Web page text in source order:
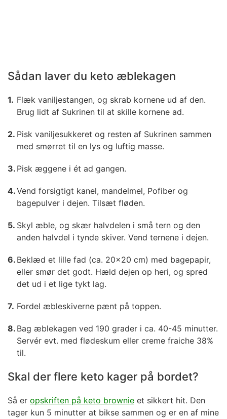
Sådan laver du keto æblekagen
Flæk vaniljestangen, og skrab kornene ud af den.
Brug lidt af Sukrinen til at skille kornene ad.
Pisk vaniljesukkeret og resten af Sukrinen sammen
med smørret til en lys og luftig masse.
Pisk æggene i ét ad gangen.
Vend forsigtigt kanel, mandelmel, Pofiber og
bagepulver i dejen. Tilsæt fløden.
Skyl æble, og skær halvdelen i små tern og den
anden halvdel i tynde skiver. Vend ternene i dejen.
Beklæd et lille fad (ca. 20x20 cm) med bagepapir,
eller smør det godt. Hæld dejen op heri, og spred
det ud i et lige tykt lag.
Fordel æbleskiverne pænt på toppen.
Bag æblekagen ved 190 grader i ca. 40-45 minutter.
Servér evt. med flødeskum eller creme fraiche 38%
til.
Skal der flere keto kager på bordet?
Så er opskriften på keto brownie et sikkert hit. Den
tager kun 5 minutter at bikse sammen og er en af mine